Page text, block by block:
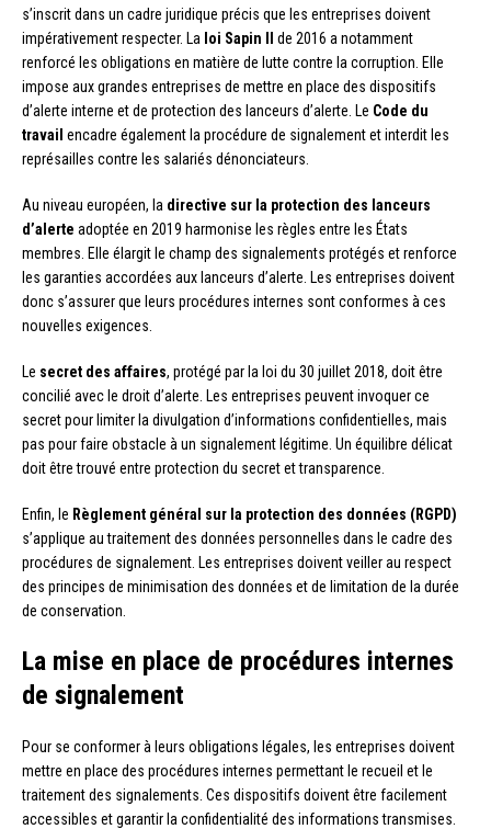
s’inscrit dans un cadre juridique précis que les entreprises doivent
impérativement respecter. La loi Sapin II de 2016 a notamment
renforcé les obligations en matière de lutte contre la corruption. Elle
impose aux grandes entreprises de mettre en place des dispositifs
d’alerte interne et de protection des lanceurs d’alerte. Le Code du
travail encadre également la procédure de signalement et interdit les
représailles contre les salariés dénonciateurs.
Au niveau européen, la directive sur la protection des lanceurs
d’alerte adoptée en 2019 harmonise les règles entre les États
membres. Elle élargit le champ des signalements protégés et renforce
les garanties accordées aux lanceurs d’alerte. Les entreprises doivent
donc s’assurer que leurs procédures internes sont conformes à ces
nouvelles exigences.
Le secret des affaires, protégé par la loi du 30 juillet 2018, doit être
concilié avec le droit d’alerte. Les entreprises peuvent invoquer ce
secret pour limiter la divulgation d’informations confidentielles, mais
pas pour faire obstacle à un signalement légitime. Un équilibre délicat
doit être trouvé entre protection du secret et transparence.
Enfin, le Règlement général sur la protection des données (RGPD)
s’applique au traitement des données personnelles dans le cadre des
procédures de signalement. Les entreprises doivent veiller au respect
des principes de minimisation des données et de limitation de la durée
de conservation.
La mise en place de procédures internes
de signalement
Pour se conformer à leurs obligations légales, les entreprises doivent
mettre en place des procédures internes permettant le recueil et le
traitement des signalements. Ces dispositifs doivent être facilement
accessibles et garantir la confidentialité des informations transmises.